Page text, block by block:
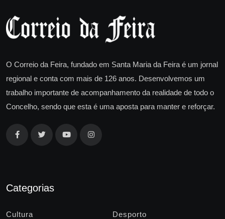
O Correio da Feira, fundado em Santa Maria da Feira é um jornal
regional e conta com mais de 126 anos. Desenvolvemos um
trabalho importante de acompanhamento da realidade de todo o
Concelho, sendo que esta é uma aposta para manter e reforçar.
Categorias
Cultura Desporto